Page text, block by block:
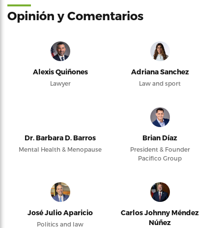
Opinión y Comentarios
Alexis Quiñones
Lawyer
Adriana Sanchez
Law and sport
Dr. Barbara D. Barros
Mental Health & Menopause
Brian Díaz
President & Founder
Pacifico Group
José Julio Aparicio
Politics and law
Carlos Johnny Méndez
Núñez